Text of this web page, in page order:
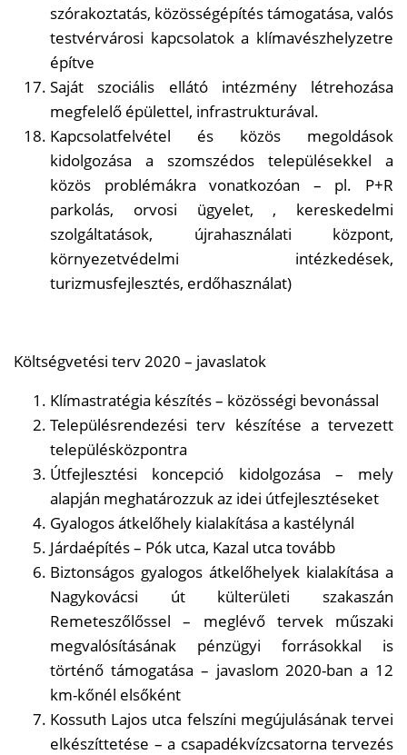
szórakoztatás, közösségépítés támogatása, valós
testvérvárosi kapcsolatok a klímavészhelyzetre
építve
Saját szociális ellátó intézmény létrehozása
megfelelő épülettel, infrastrukturával.
Kapcsolatfelvétel és közös megoldások
kidolgozása a szomszédos településekkel a
közös problémákra vonatkozóan – pl. P+R
parkolás, orvosi ügyelet, , kereskedelmi
szolgáltatások, újrahasználati központ,
környezetvédelmi intézkedések,
turizmusfejlesztés, erdőhasználat)
Költségvetési terv 2020 – javaslatok
Klímastratégia készítés – közösségi bevonással
Településrendezési terv készítése a tervezett
településközpontra
Útfejlesztési koncepció kidolgozása – mely
alapján meghatározzuk az idei útfejlesztéseket
Gyalogos átkelőhely kialakítása a kastélynál
Járdaépítés – Pók utca, Kazal utca tovább
Biztonságos gyalogos átkelőhelyek kialakítása a
Nagykovácsi út külterületi szakaszán
Remeteszőlőssel – meglévő tervek műszaki
megvalósításának pénzügyi forrásokkal is
történő támogatása – javaslom 2020-ban a 12
km-kőnél elsőként
Kossuth Lajos utca felszíni megújulásának tervei
elkészíttetése – a csapadékvízcsatorna tervezés